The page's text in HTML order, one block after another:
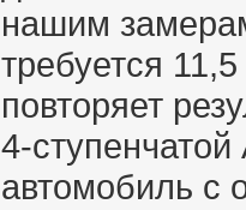
нашим
требуется
повторяет
4-
автомобиль с